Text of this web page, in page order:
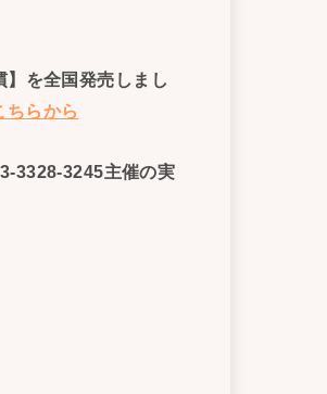
を全国発売しまし
ちらから
3328-3245主催の実